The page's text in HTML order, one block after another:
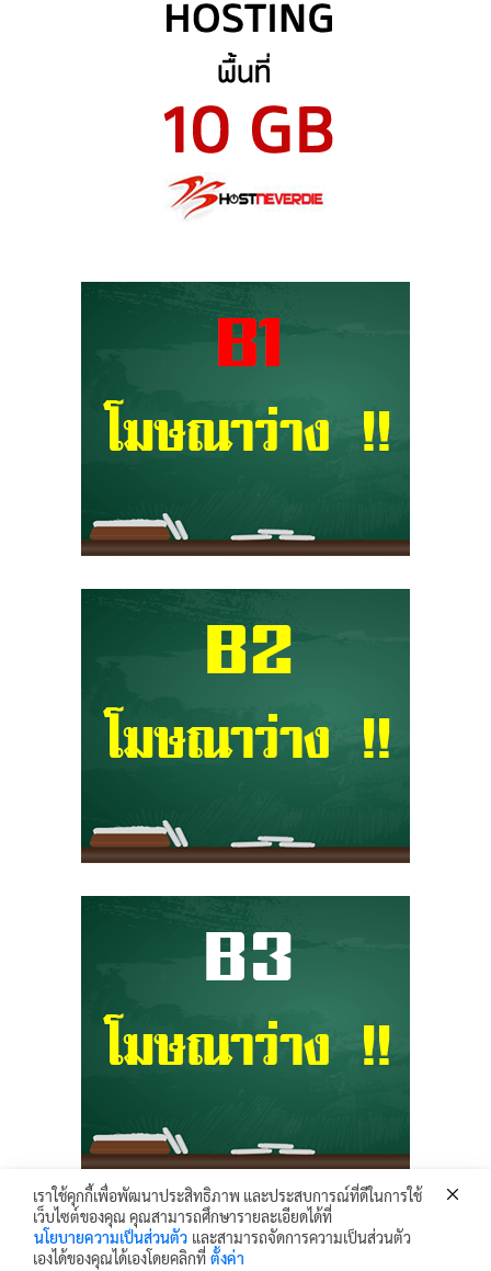
Krunhongonline.com © 2017 - All Rights Reserved.
ครูหน่องออนไลน์ เว็บไซต์ข้อมูล ข่าวสาร เพื่อการเผยแพร่ความรู้ ด้านการศึกษา
เราใช้คุกกี้เพื่อพัฒนาประสิทธิภาพ และประสบการณ์ที่ดีในการใช้
เว็บไซต์ของคุณ คุณสามารถศึกษารายละเอียดได้ที่
นโยบายความเป็นส่วนตัว และสามารถจัดการความเป็นส่วนตัว
เองได้ของคุณได้เองโดยคลิกที่ ตั้งค่า